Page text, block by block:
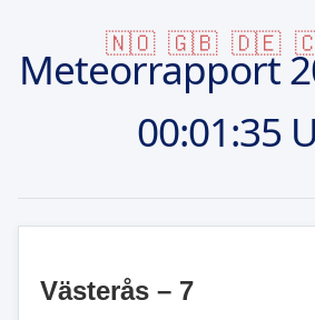
🇳🇴 🇬🇧 🇩🇪
Meteorrapport
00:01:35
Västerås – 7